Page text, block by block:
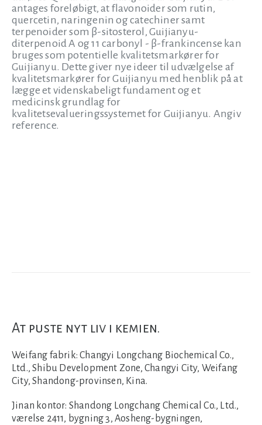
antages foreløbigt, at flavonoider som rutin,
quercetin, naringenin og catechiner samt
terpenoider som β-sitosterol, Guijianyu-
diterpenoid A og 11 carbonyl - β-frankincense kan
bruges som potentielle kvalitetsmarkører for
Guijianyu. Dette giver nye ideer til udvælgelse af
kvalitetsmarkører for Guijianyu med henblik på at
lægge et videnskabeligt fundament og et
medicinsk grundlag for
kvalitetsevalueringssystemet for Guijianyu. Angiv
reference.
At puste nyt liv i kemien.
Weifang fabrik: Changyi Longchang Biochemical Co.,
Ltd., Shibu Development Zone, Changyi City, Weifang
City, Shandong-provinsen, Kina.
Jinan kontor: Shandong Longchang Chemical Co., Ltd.,
værelse 2411, bygning 3, Aosheng-bygningen,